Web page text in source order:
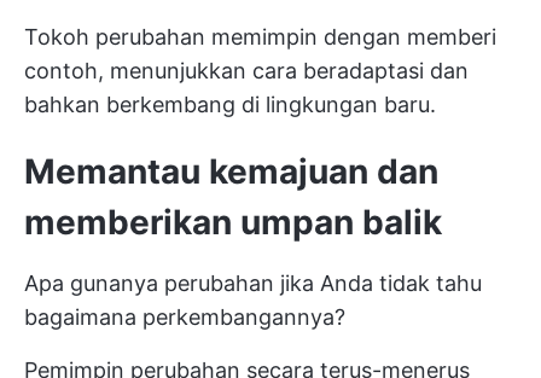
Tokoh perubahan memimpin dengan memberi
contoh, menunjukkan cara beradaptasi dan
bahkan berkembang di lingkungan baru.
Memantau kemajuan dan
memberikan umpan balik
Apa gunanya perubahan jika Anda tidak tahu
bagaimana perkembangannya?
Pemimpin perubahan secara terus-menerus